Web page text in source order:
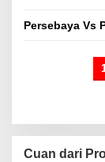
Persebaya Vs
Cuan dari